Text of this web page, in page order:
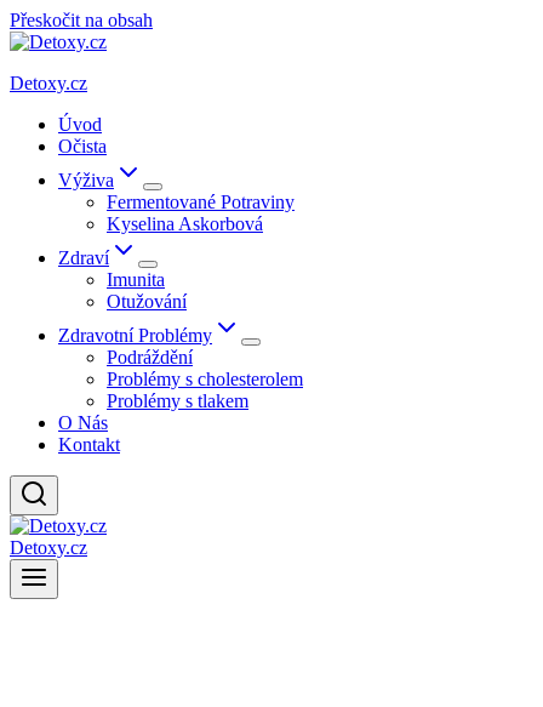
Přeskočit na obsah
Detoxy.cz
Úvod
Očista
Výživa
Fermentované Potraviny
Kyselina Askorbová
Zdraví
Imunita
Otužování
Zdravotní Problémy
Podráždění
Problémy s cholesterolem
Problémy s tlakem
O Nás
Kontakt
Detoxy.cz